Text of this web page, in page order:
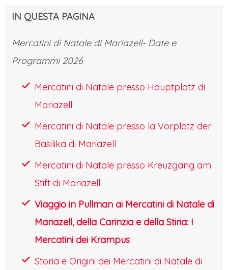
Mercatino di Natale in Neuer Platz,
dominato dalla maestosa fontana del
Lindwurm, che sotto le luci serali acquisisce
caratteristiche casette di legno offrono
artigianato locale, decorazioni handmade e
specialità gastronomiche, come i famosi
Kärntner Reindling (un dolce a base di
pasta lievitata, noci e uvetta) e il vin brulè
speziato. L’ambiente è reso ancora più
magico dalle melodie dei concerti d’Avvento
e dalla pista di pattinaggio sul ghiaccio che
spesso viene allestita poco distante.
IN QUESTA PAGINA
Mercatini di Natale di Mariazell- Date e
Programmi 2026
Mercatini di Natale presso Hauptplatz di
Mariazell
Mercatini di Natale presso la Vorplatz der
Basilika di Mariazell
Mercatini di Natale presso Kreuzgang am
Stift di Mariazell
Viaggio in Pullman ai Mercatini di Natale di
Mariazell, della Carinzia e della Stiria: I
Mercatini dei Krampus
Storia e Origini dei Mercatini di Natale di